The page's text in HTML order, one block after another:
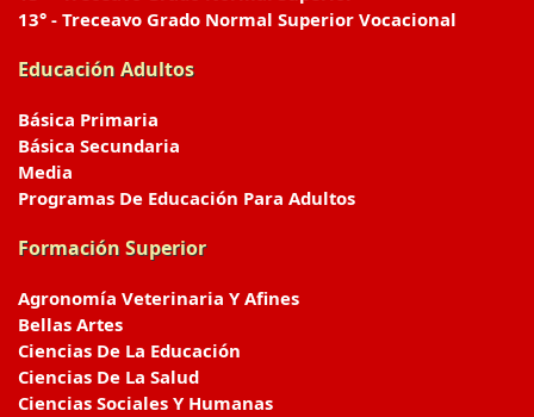
13° - Treceavo Grado Normal Superior Vocacional
Educación Adultos
Básica Primaria
Básica Secundaria
Media
Programas De Educación Para Adultos
Formación Superior
Agronomía Veterinaria Y Afines
Bellas Artes
Ciencias De La Educación
Ciencias De La Salud
Ciencias Sociales Y Humanas